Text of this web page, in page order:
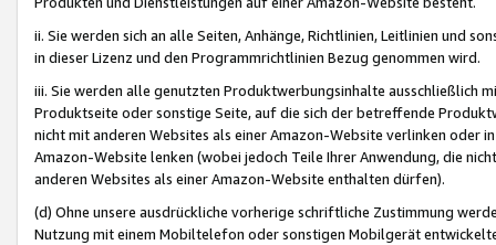
ii. Sie werden sich an alle Seiten, Anhänge, Richtlinien, Leitlinien und
in dieser Lizenz und den Programmrichtlinien Bezug genommen wird.
iii. Sie werden alle genutzten Produktwerbungsinhalte ausschließlich
Produktseite oder sonstige Seite, auf die sich der betreffende
nicht mit anderen Websites als einer Amazon-Website verlinken oder
Amazon-Website lenken (wobei jedoch Teile Ihrer Anwendung, die
anderen Websites als einer Amazon-Website enthalten dürfen).
(d) Ohne unsere ausdrückliche vorherige schriftliche Zustimmung
Nutzung mit einem Mobiltelefon oder sonstigen Mobilgerät